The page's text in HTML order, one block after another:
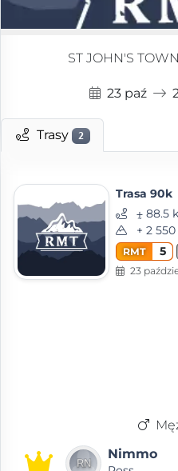
ST JOHN'S
23 paź
Trasy 2
Trasa 90k
⨦ 88.5
+ 2
RMT 5
23
Nimmo